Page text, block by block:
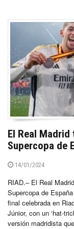
El Real
Supercopa de
14/01/2024
RIAD.– El Real
Supercopa de
final celebrada en
Júnior, con un ‘hat-
versión madridista